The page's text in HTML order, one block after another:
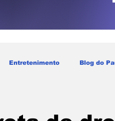
Entretenimento Blog do